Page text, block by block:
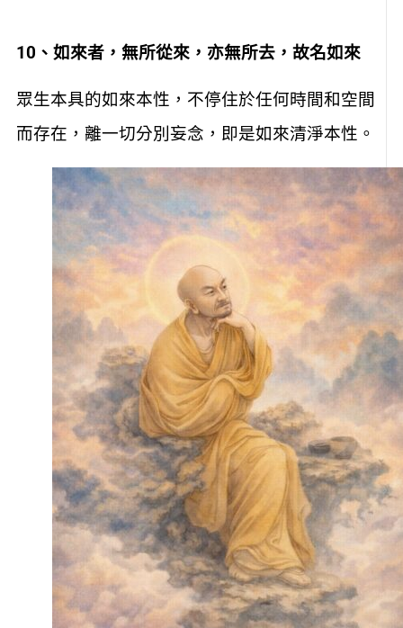
10 、如來者，無所從來，亦無所去，故名如來
眾生本具的如來本性，不停住於任何時間和空間
而存在，離一切分別妄念，即是如來清淨本性。